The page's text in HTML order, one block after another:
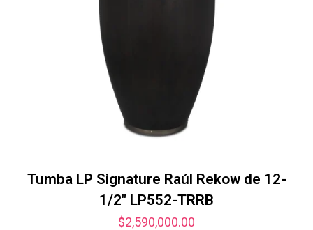
Tumba LP Signature Raúl Rekow de 12-
1/2″ LP552-TRRB
$2,590,000.00